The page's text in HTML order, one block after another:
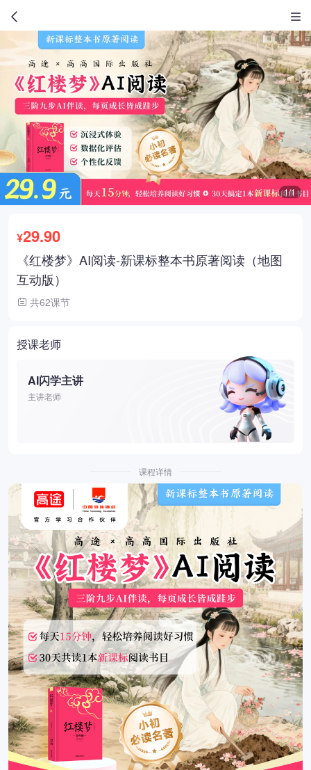
1/1
¥29.90
《红楼梦》AI阅读-新课标整本书原著阅读（地图
互动版）
共62课节
授课老师
AI闪学主讲
主讲老师
课程详情